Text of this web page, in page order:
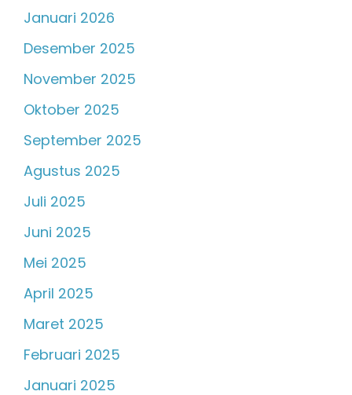
Januari 2026
Desember 2025
November 2025
Oktober 2025
September 2025
Agustus 2025
Juli 2025
Juni 2025
Mei 2025
April 2025
Maret 2025
Februari 2025
Januari 2025